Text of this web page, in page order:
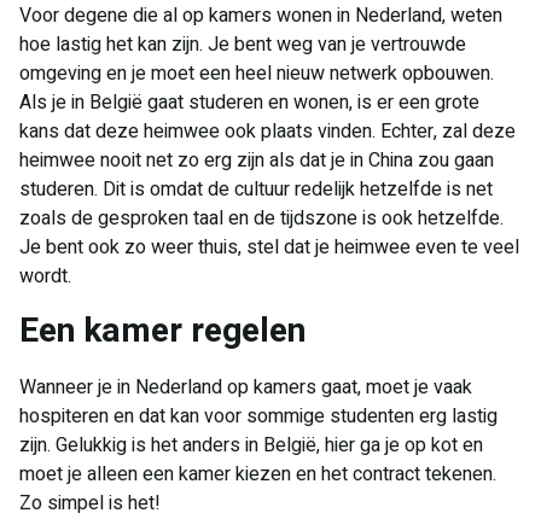
Voor degene die al op kamers wonen in Nederland, weten
hoe lastig het kan zijn. Je bent weg van je vertrouwde
omgeving en je moet een heel nieuw netwerk opbouwen.
Als je in België gaat studeren en wonen, is er een grote
kans dat deze heimwee ook plaats vinden. Echter, zal deze
heimwee nooit net zo erg zijn als dat je in China zou gaan
studeren. Dit is omdat de cultuur redelijk hetzelfde is net
zoals de gesproken taal en de tijdszone is ook hetzelfde.
Je bent ook zo weer thuis, stel dat je heimwee even te veel
wordt.
Een kamer regelen
Wanneer je in Nederland op kamers gaat, moet je vaak
hospiteren en dat kan voor sommige studenten erg lastig
zijn. Gelukkig is het anders in België, hier ga je op kot en
moet je alleen een kamer kiezen en het contract tekenen.
Zo simpel is het!